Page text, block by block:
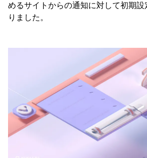
めるサイトからの通知に対して初期
りました。